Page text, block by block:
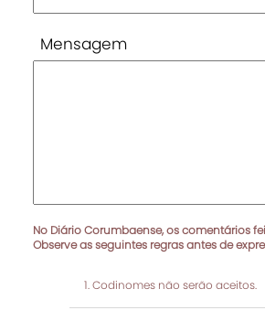
Mensagem
No Diário Corumbaense, os comentários
Observe as seguintes regras antes de
Codinomes não serão aceitos.